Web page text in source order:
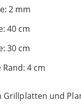
2 mm
40 cm
30 cm
Rand: 4 cm
und